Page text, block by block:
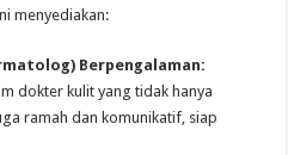
menyediakan:
Berpengalaman:
dokter kulit yang tidak hanya
ramah dan komunikatif, siap